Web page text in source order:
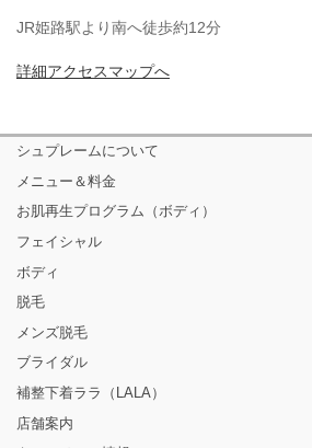
JR姫路駅より南へ徒歩約12分
詳細アクセスマップへ
シュプレームについて
メニュー＆料金
お肌再生プログラム（ボディ）
フェイシャル
ボディ
脱毛
メンズ脱毛
ブライダル
補整下着ララ（LALA）
店舗案内